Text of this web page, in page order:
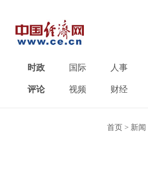
时政 国际 人事
评论 视频 财经
首页 > 新闻